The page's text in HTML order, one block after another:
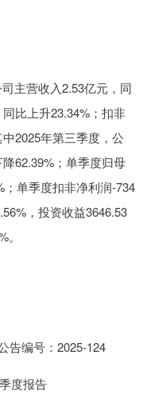
主营收入2.53亿元，同
比上升23.34%；扣非
2025年第三季度，公
62.39%；单季度归母
单季度扣非净利润-734
，投资收益3646.53
告编号：2025-124
度报告